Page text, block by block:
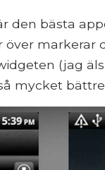
den bästa
markerar
(jag
mycket